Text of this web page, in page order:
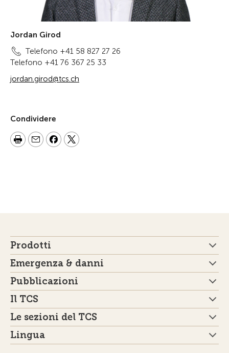
Jordan Girod
Telefono +41 58 827 27 26
Telefono +41 76 367 25 33
jordan.girod@tcs.ch
Condividere
Prodotti
Emergenza & danni
Pubblicazioni
Il TCS
Le sezioni del TCS
Lingua